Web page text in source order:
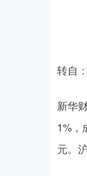
转自
新华
1%，
元。